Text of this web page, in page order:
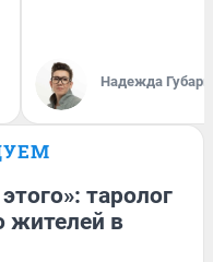
Надежда Губарь
таролог
жителей в